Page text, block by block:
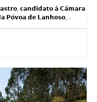
𝗰𝗮𝗻𝗱𝗶𝗱𝗮𝘁𝗼 𝗮̀ 𝗖𝗮̂𝗺𝗮𝗿𝗮
𝗣𝗼́𝘃𝗼𝗮 𝗱𝗲 𝗟𝗮𝗻𝗵𝗼𝘀𝗼,...